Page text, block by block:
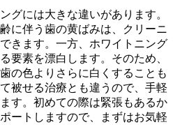
グには大きな違いがあります。
に伴う歯の黄ばみは、クリーニ
きます。一方、ホワイトニング
要素を漂白します。そのため、
の色よりさらに白くすることも
被せる治療とも違うので、手軽
す。初めての際は緊張もあるか
ートしますので、まずはお気軽